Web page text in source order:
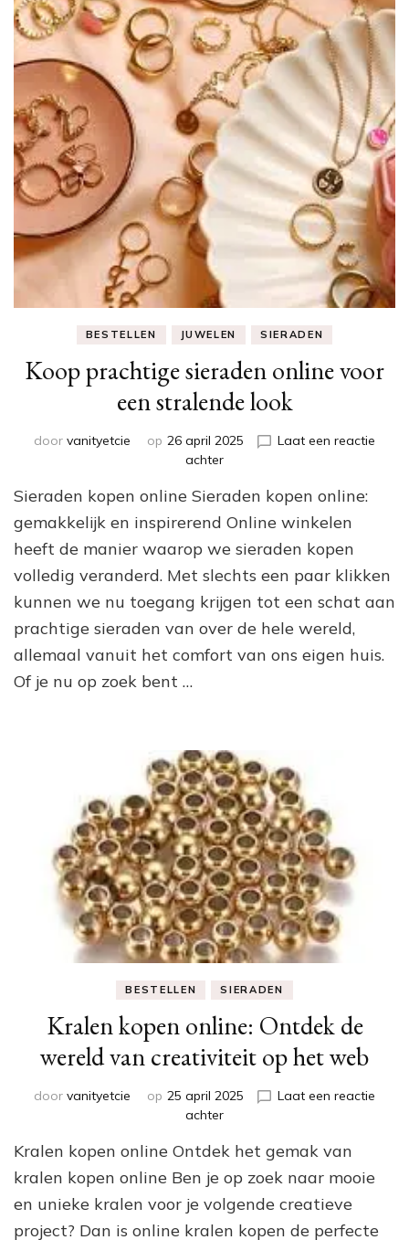
BESTELLEN JUWELEN SIERADEN
Koop prachtige sieraden online voor
een stralende look
door vanityetcie op 26 april 2025
Laat een reactie
achterop
prachtige
sieraden
voor
een
look
Sieraden kopen online Sieraden kopen online:
gemakkelijk en inspirerend Online winkelen
heeft de manier waarop we sieraden kopen
volledig veranderd. Met slechts een paar klikken
kunnen we nu toegang krijgen tot een schat aan
prachtige sieraden van over de hele wereld,
allemaal vanuit het comfort van ons eigen huis.
Of je nu op zoek bent …
BESTELLEN SIERADEN
Kralen kopen online: Ontdek de
wereld van creativiteit op het web
door vanityetcie op 25 april 2025
Laat een reactie
achterop
kopen
online:
Ontdek
de
wereld
Kralen kopen online Ontdek het gemak van
kralen kopen online Ben je op zoek naar mooie
en unieke kralen voor je volgende creatieve
project? Dan is online kralen kopen de perfecte